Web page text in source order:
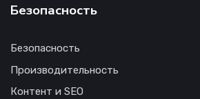
Безопасность
Безопасность
Производительность
Контент и SEO